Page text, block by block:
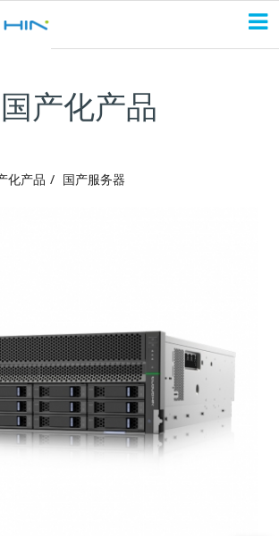
国产化产品
化产品 国产服务器